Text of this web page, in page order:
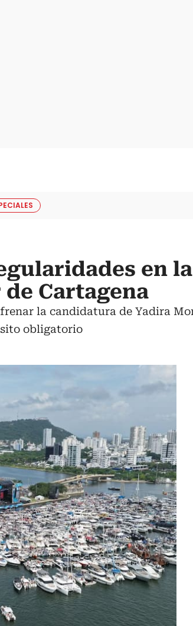
en
Cartagena
la candidatura de Yadira
obligatorio